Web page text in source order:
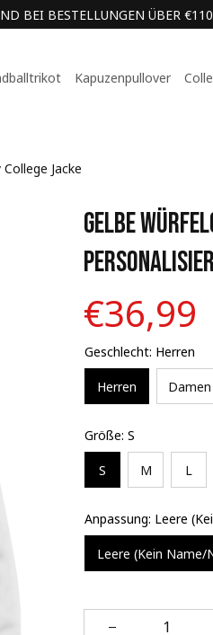
BEI BESTELLUNGEN ÜBER €110
Kapuzenpullover
Jacke
Gelbe
€36,99
Geschlecht: Herren
Herren Damen
Größe: S
S M L
Anpassung: Leere
Leere (Kein Name/